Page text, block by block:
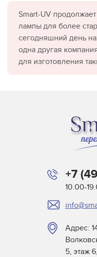
Smart-UV
лампы для более
сегодняшний день
одна другая
для изготовления
+7
10.00-
Адрес:
5, этаж